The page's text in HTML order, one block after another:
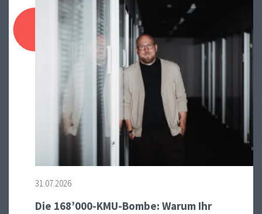
31.07.2026
Die 168’000-KMU-Bombe: Warum Ihr